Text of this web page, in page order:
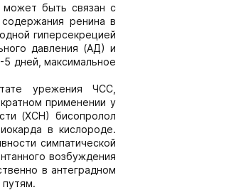
может быть связан с
ренина в
гиперсекрецией
давления (АД) и
дней, максимальное
урежения ЧСС,
применении у
(ХСН) бисопролол
в кислороде.
симпатической
возбуждения
в антеградном